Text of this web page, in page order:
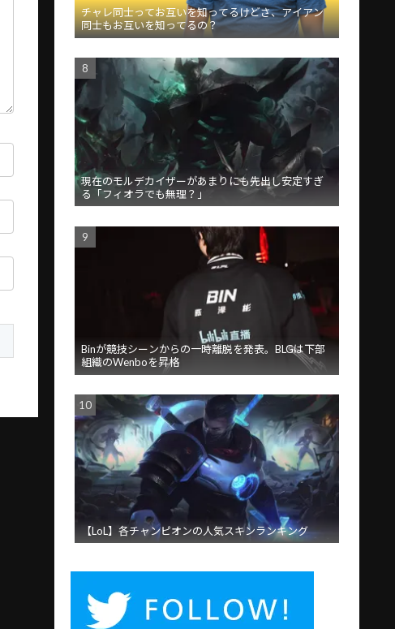
チャレ同士ってお互いを知ってるけどさ、アイアン
同士もお互いを知ってるの？
現在のモルデカイザーがあまりにも先出し安定すぎ
る「フィオラでも無理？」
Binが競技シーンからの一時離脱を発表。BLGは下部
組織のWenboを昇格
【LoL】各チャンピオンの人気スキンランキング